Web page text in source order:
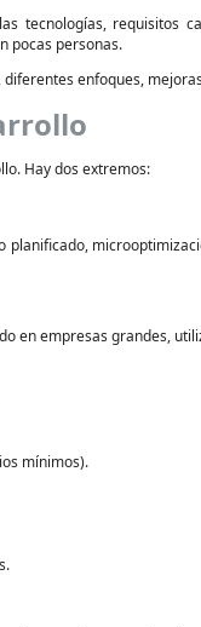
tecnologías, requisitos
pocas personas.
enfoques,
Hay dos extremos:
planificado,
en empresas grandes,
mínimos).